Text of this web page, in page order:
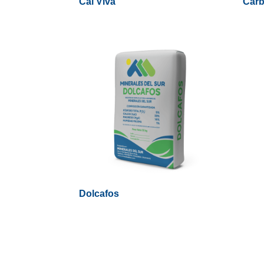
Dolcafos